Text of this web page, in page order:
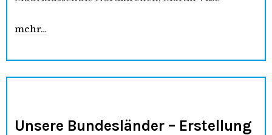
mehr…
Unsere Bundesländer – Erstellung